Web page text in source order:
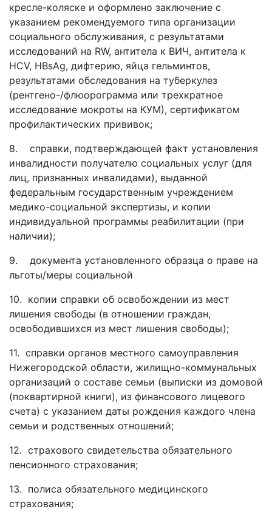
кресле-коляске и оформлено заключение с
указанием рекомендуемого типа организации
социального обслуживания, с результатами
исследований на RW, антитела к ВИЧ, антитела к
HCV, HBsAg, дифтерию, яйца гельминтов,
результатами обследования на туберкулез
(рентгено-/флюорограмма или трехкратное
исследование мокроты на КУМ), сертификатом
профилактических прививок;
8. справки, подтверждающей факт установления
инвалидности получателю социальных услуг (для
лиц, признанных инвалидами), выданной
федеральным государственным учреждением
медико-социальной экспертизы, и копии
индивидуальной программы реабилитации (при
наличии);
9. документа установленного образца о праве на
льготы/меры социальной
10. копии справки об освобождении из мест
лишения свободы (в отношении граждан,
освободившихся из мест лишения свободы);
11. справки органов местного самоуправления
Нижегородской области, жилищно-коммунальных
организаций о составе семьи (выписки из домовой
(поквартирной книги), из финансового лицевого
счета) с указанием даты рождения каждого члена
семьи и родственных отношений;
12. страхового свидетельства обязательного
пенсионного страхования;
13. полиса обязательного медицинского
страхования;